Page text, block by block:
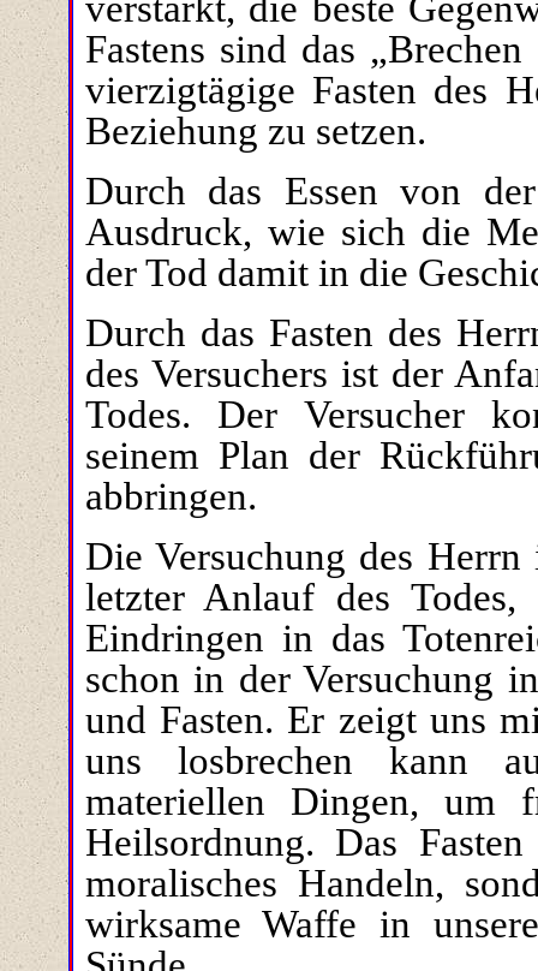
Fastens sind das
vierzigtägige Fasten des
Beziehung zu setzen.
Durch das Essen von
Ausdruck, wie sich die
der Tod damit in die
Durch das Fasten des
des Versuchers ist der
Todes. Der Versucher
seinem Plan der
abbringen.
Die Versuchung des
letzter Anlauf des
Eindringen in das
schon in der Versuchung
und Fasten. Er zeigt uns
uns losbrechen kann
materiellen Dingen,
Heilsordnung. Das
moralisches Handeln,
wirksame Waffe in